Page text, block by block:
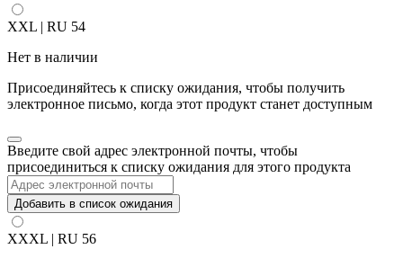
XXL | RU 54
Нет в наличии
Присоединяйтесь к списку ожидания, чтобы получить
электронное письмо, когда этот продукт станет доступным
Закрыть
уведомление
Введите свой адрес электронной почты, чтобы
присоединиться к списку ожидания для этого продукта
Добавить в список ожидания
XXXL | RU 56